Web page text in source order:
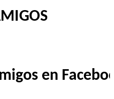
en